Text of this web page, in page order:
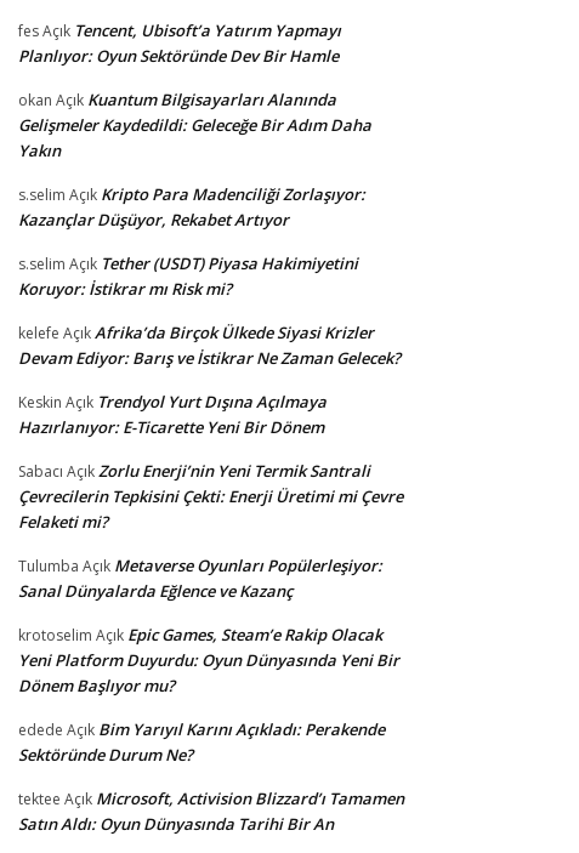
fesAçık Tencent, Ubisoft’a Yatırım Yapmayı
Planlıyor: Oyun Sektöründe Dev Bir Hamle
okan Açık Kuantum Bilgisayarları Alanında
Gelişmeler Kaydedildi: Geleceğe Bir Adım Daha
Yakın
s.selim Açık Kripto Para Madenciliği Zorlaşıyor:
Kazançlar Düşüyor, Rekabet Artıyor
s.selim Açık Tether (USDT) Piyasa Hakimiyetini
Koruyor: İstikrar mı Risk mi?
kelefe AçıkAfrika’da Birçok Ülkede Siyasi Krizler
Devam Ediyor: Barış ve İstikrar Ne Zaman Gelecek?
Keskin Açık Trendyol Yurt Dışına Açılmaya
Hazırlanıyor: E-Ticarette Yeni Bir Dönem
Sabacı AçıkZorlu Enerji’nin Yeni Termik Santrali
Çevrecilerin Tepkisini Çekti: Enerji Üretimi mi Çevre
Felaketi mi?
Tulumba Açık Metaverse Oyunları Popülerleşiyor:
Sanal Dünyalarda Eğlence ve Kazanç
krotoselim Açık Epic Games, Steam’e Rakip Olacak
Yeni Platform Duyurdu: Oyun Dünyasında Yeni Bir
Dönem Başlıyor mu?
edede Açık Bim Yarıyıl Karını Açıkladı: Perakende
Sektöründe Durum Ne?
tektee Açık Microsoft, Activision Blizzard’ı Tamamen
Satın Aldı: Oyun Dünyasında Tarihi Bir An